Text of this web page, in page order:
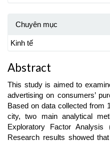
Chuyên mục
Kinh tế
Abstract
This study is aimed to
advertising on consumers’
Based on data collected from
city, two main analytical
Exploratory Factor Analysis
Research results showed